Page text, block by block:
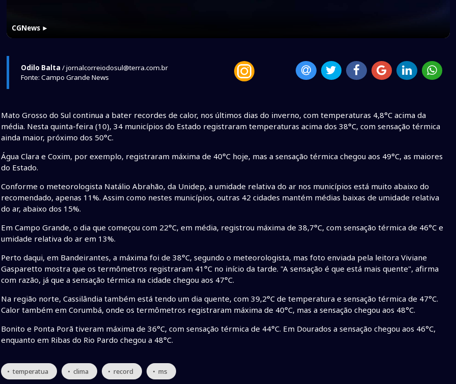
CGNews ►
Odilo Balta / jornalcorreiodosul@terra.com.br
Fonte: Campo Grande News
Mato Grosso do Sul continua a bater recordes de calor, nos últimos dias do inverno, com temperaturas 4,8°C acima da
média. Nesta quinta-feira (10), 34 municípios do Estado registraram temperaturas acima dos 38°C, com sensação térmica
ainda maior, próximo dos 50°C.
Água Clara e Coxim, por exemplo, registraram máxima de 40°C hoje, mas a sensação térmica chegou aos 49°C, as maiores
do Estado.
Conforme o meteorologista Natálio Abrahão, da Unidep, a umidade relativa do ar nos municípios está muito abaixo do
recomendado, apenas 11%. Assim como nestes municípios, outras 42 cidades mantém médias baixas de umidade relativa
do ar, abaixo dos 15%.
Em Campo Grande, o dia que começou com 22°C, em média, registrou máxima de 38,7°C, com sensação térmica de 46°C e
umidade relativa do ar em 13%.
Perto daqui, em Bandeirantes, a máxima foi de 38°C, segundo o meteorologista, mas foto enviada pela leitora Viviane
Gasparetto mostra que os termômetros registraram 41°C no início da tarde. "A sensação é que está mais quente", afirma
com razão, já que a sensação térmica na cidade chegou aos 47°C.
Na região norte, Cassilândia também está tendo um dia quente, com 39,2°C de temperatura e sensação térmica de 47°C.
Calor também em Corumbá, onde os termômetros registraram máxima de 40°C, mas a sensação chegou aos 48°C.
Bonito e Ponta Porã tiveram máxima de 36°C, com sensação térmica de 44°C. Em Dourados a sensação chegou aos 46°C,
enquanto em Ribas do Rio Pardo chegou a 48°C.
• temperatua • clima • record • ms